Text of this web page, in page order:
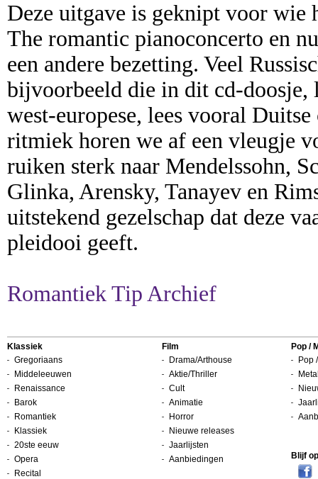
Deze uitgave is geknipt voor wie
The romantic pianoconcerto en
een andere bezetting. Veel
bijvoorbeeld die in dit cd-
west-europese, lees vooral
ritmiek horen we af een vleugje
ruiken sterk naar Mendelssohn,
Glinka, Arensky, Tanayev en
uitstekend gezelschap dat deze
pleidooi geeft.
Romantiek Tip Archief
Klassiek
Gregoriaans
Middeleeuwen
Renaissance
Barok
Romantiek
Klassiek
20ste eeuw
Opera
Recital
Film
Drama/Arthouse
Aktie/Thriller
Cult
Animatie
Horror
Nieuwe releases
Jaarlijsten
Aanbiedingen
Pop /
Pop
Blijf